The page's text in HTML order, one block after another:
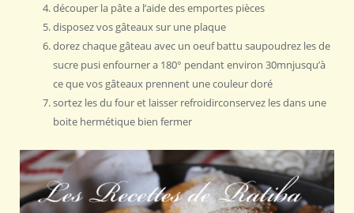
découper la pâte a l’aide des emportes pièces
disposez vos gâteaux sur une plaque
dorez chaque gâteau avec un oeuf battu saupoudrez les de
sucre pusi enfourner a 180° pendant environ 30mnjusqu’à
ce que vos gâteaux prennent une couleur doré
sortez les du four et laisser refroidirconservez les dans une
boite hermétique bien fermer